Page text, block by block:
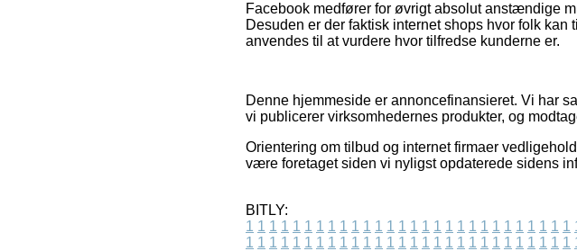
Facebook medfører for øvrigt absolut anstændige
Desuden er der faktisk internet shops hvor folk
anvendes til at vurdere hvor tilfredse kunderne er.
Denne hjemmeside er annoncefinansieret. Vi har
vi publicerer virksomhedernes produkter, og
Orientering om tilbud og internet firmaer
være foretaget siden vi nyligst opdaterede sidens
BITLY:
1 1 1 1 1 1 1 1 1 1 1 1 1 1 1 1 1 1 1 1 1 1 1 1 1 1 1 1
1 1 1 1 1 1 1 1 1 1 1 1 1 1 1 1 1 1 1 1 1 1 1 1 1 1 1 1